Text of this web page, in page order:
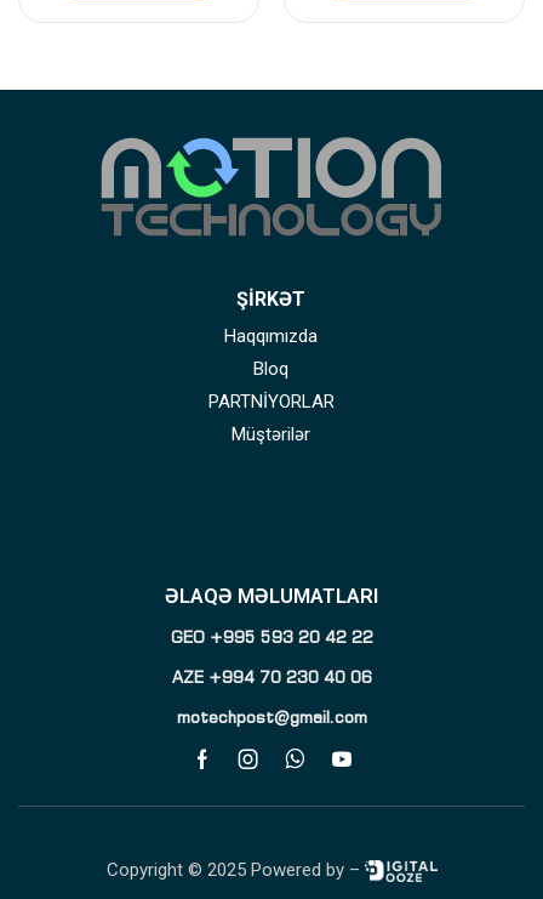
ŞİRKƏT
Haqqımızda
Bloq
PARTNİYORLAR
Müştərilər
ƏLAQƏ MƏLUMATLARI
GEO +995 593 20 42 22
AZE +994 70 230 40 06
motechpost@gmail.com
Copyright © 2025 Powered by –